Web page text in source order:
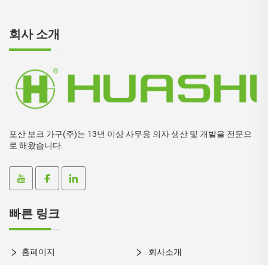
회사 소개
포산 보크 가구(주)는 13년 이상 사무용 의자 생산 및 개발을 전문으
로 해왔습니다.
빠른 링크
홈페이지 회사소개